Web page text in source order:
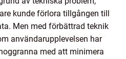
kunde förlora tillgången till
Men med förbättrad teknik
användarupplevelsen har
med att minimera